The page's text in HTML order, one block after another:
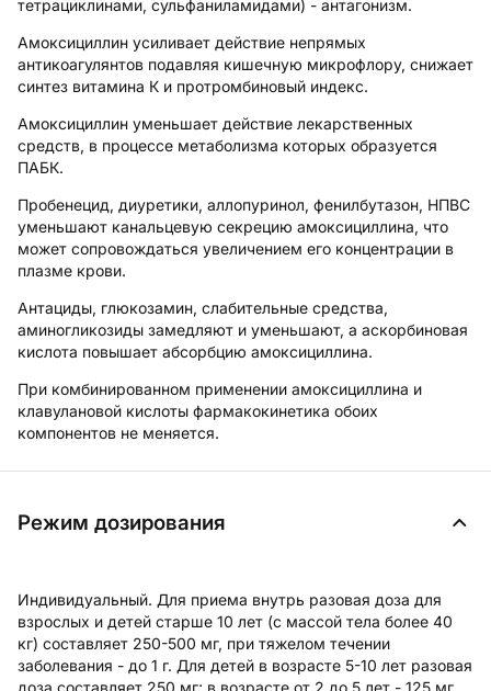
тетрациклинами, сульфаниламидами) - антагонизм.
Амоксициллин усиливает действие непрямых
антикоагулянтов подавляя кишечную микрофлору, снижает
синтез витамина К и протромбиновый индекс.
Амоксициллин уменьшает действие лекарственных
средств, в процессе метаболизма которых образуется
ПАБК.
Пробенецид, диуретики, аллопуринол, фенилбутазон, НПВС
уменьшают канальцевую секрецию амоксициллина, что
может сопровождаться увеличением его концентрации в
плазме крови.
Антациды, глюкозамин, слабительные средства,
аминогликозиды замедляют и уменьшают, а аскорбиновая
кислота повышает абсорбцию амоксициллина.
При комбинированном применении амоксициллина и
клавулановой кислоты фармакокинетика обоих
компонентов не меняется.
Режим дозирования
Индивидуальный. Для приема внутрь разовая доза для
взрослых и детей старше 10 лет (с массой тела более 40
кг) составляет 250-500 мг, при тяжелом течении
заболевания - до 1 г. Для детей в возрасте 5-10 лет разовая